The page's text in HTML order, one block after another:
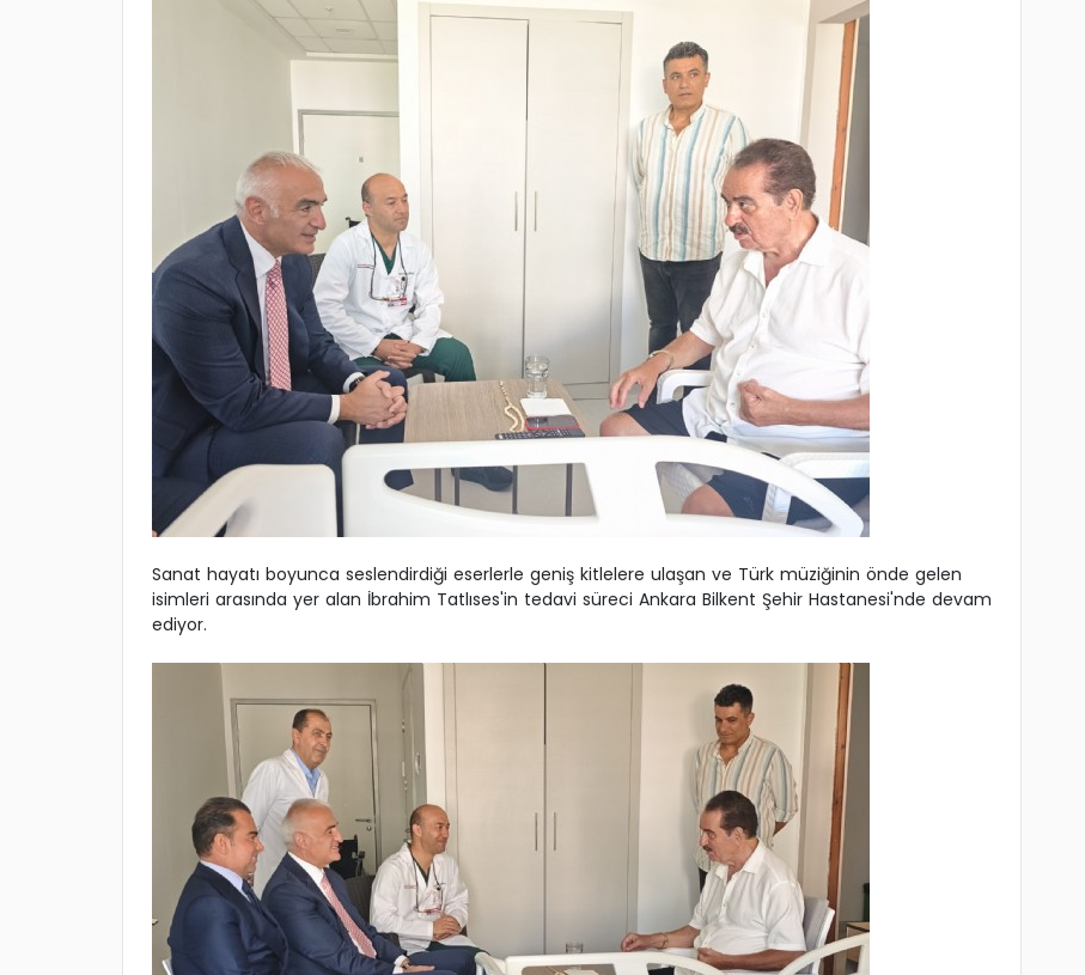
Sanat hayatı boyunca seslendirdiği eserlerle geniş kitlelere ulaşan ve Türk müziğinin önde gelen
isimleri arasında yer alan İbrahim Tatlıses'in tedavi süreci Ankara Bilkent Şehir Hastanesi'nde devam
ediyor.